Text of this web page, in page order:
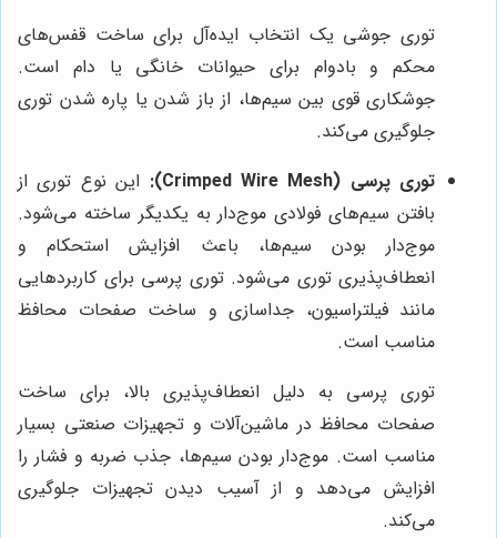
توری جوشی یک انتخاب ایده‌آل برای ساخت قفس‌های
محکم و بادوام برای حیوانات خانگی یا دام است.
جوشکاری قوی بین سیم‌ها، از باز شدن یا پاره شدن توری
جلوگیری می‌کند.
توری پرسی (Crimped Wire Mesh):
این نوع توری از
بافتن سیم‌های فولادی موج‌دار به یکدیگر ساخته می‌شود.
موج‌دار بودن سیم‌ها، باعث افزایش استحکام و
انعطاف‌پذیری توری می‌شود. توری پرسی برای کاربردهایی
مانند فیلتراسیون، جداسازی و ساخت صفحات محافظ
مناسب است.
توری پرسی به دلیل انعطاف‌پذیری بالا، برای ساخت
صفحات محافظ در ماشین‌آلات و تجهیزات صنعتی بسیار
مناسب است. موج‌دار بودن سیم‌ها، جذب ضربه و فشار را
افزایش می‌دهد و از آسیب دیدن تجهیزات جلوگیری
می‌کند.